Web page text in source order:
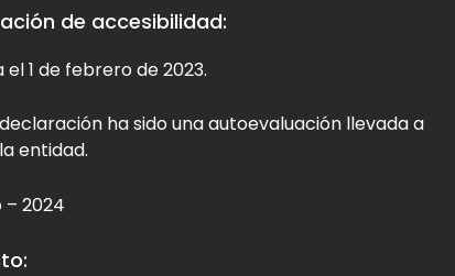
de accesibilidad:
1 de febrero de 2023.
ha sido una autoevaluación llevada a
entidad.
2024